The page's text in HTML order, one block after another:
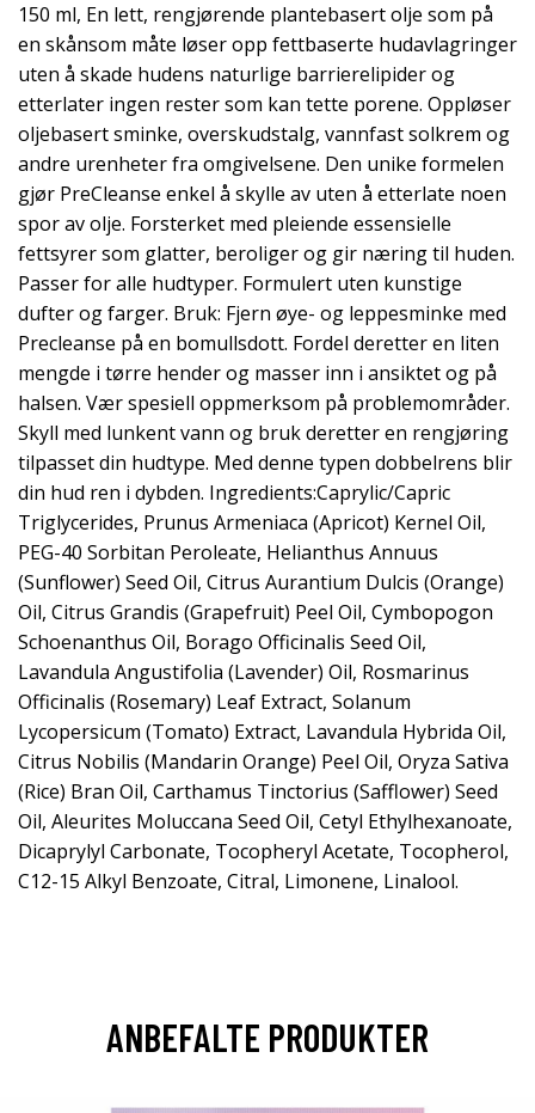
150 ml, En lett, rengjørende plantebasert olje som på
en skånsom måte løser opp fettbaserte hudavlagringer
uten å skade hudens naturlige barrierelipider og
etterlater ingen rester som kan tette porene. Oppløser
oljebasert sminke, overskudstalg, vannfast solkrem og
andre urenheter fra omgivelsene. Den unike formelen
gjør PreCleanse enkel å skylle av uten å etterlate noen
spor av olje. Forsterket med pleiende essensielle
fettsyrer som glatter, beroliger og gir næring til huden.
Passer for alle hudtyper. Formulert uten kunstige
dufter og farger. Bruk: Fjern øye- og leppesminke med
Precleanse på en bomullsdott. Fordel deretter en liten
mengde i tørre hender og masser inn i ansiktet og på
halsen. Vær spesiell oppmerksom på problemområder.
Skyll med lunkent vann og bruk deretter en rengjøring
tilpasset din hudtype. Med denne typen dobbelrens blir
din hud ren i dybden. Ingredients:Caprylic/Capric
Triglycerides, Prunus Armeniaca (Apricot) Kernel Oil,
PEG-40 Sorbitan Peroleate, Helianthus Annuus
(Sunflower) Seed Oil, Citrus Aurantium Dulcis (Orange)
Oil, Citrus Grandis (Grapefruit) Peel Oil, Cymbopogon
Schoenanthus Oil, Borago Officinalis Seed Oil,
Lavandula Angustifolia (Lavender) Oil, Rosmarinus
Officinalis (Rosemary) Leaf Extract, Solanum
Lycopersicum (Tomato) Extract, Lavandula Hybrida Oil,
Citrus Nobilis (Mandarin Orange) Peel Oil, Oryza Sativa
(Rice) Bran Oil, Carthamus Tinctorius (Safflower) Seed
Oil, Aleurites Moluccana Seed Oil, Cetyl Ethylhexanoate,
Dicaprylyl Carbonate, Tocopheryl Acetate, Tocopherol,
C12-15 Alkyl Benzoate, Citral, Limonene, Linalool.
ANBEFALTE PRODUKTER